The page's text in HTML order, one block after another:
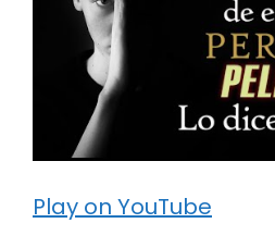
Play on YouTube